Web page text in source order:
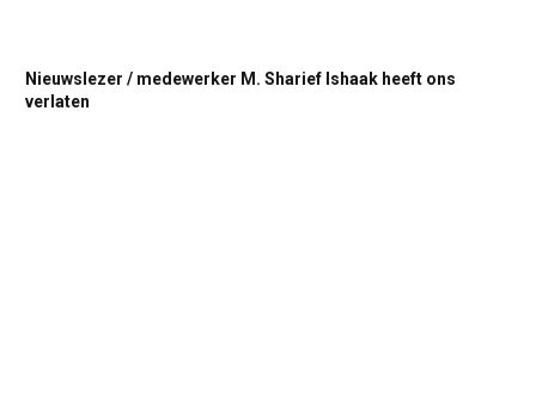
Nieuwslezer / medewerker M. Sharief Ishaak heeft ons
verlaten